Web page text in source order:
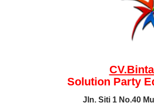
Solution Party
Jln. Siti 1 No.40